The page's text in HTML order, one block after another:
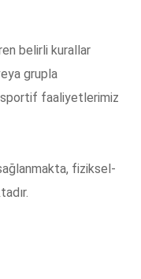
belirli kurallar
grupla
sportif faaliyetlerimiz
fiziksel-